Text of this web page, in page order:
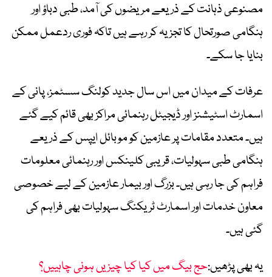
مصنوعی ذہانت کے ذریعے مریضوں کی آمد، طبی دباؤ اور
ہنگامی صورتحال کا تجزیہ کر رہے ہیں تاکہ فوری ردعمل ممکن
بنایا جا سکے۔
عرفات کے میدان میں اس سال جدید کولنگ سسٹمز، پانی کے
اسمارٹ اسٹیشنز اور ڈیجیٹل رہنمائی مراکز بھی قائم کیے گئے
ہیں۔ متعدد مقامات پر عازمین کو موبائل ایپس کے ذریعے
ہنگامی طبی سہولیات، قریبی کلینکس اور رہنمائی معلومات
فراہم کی جا رہی ہیں۔ بزرگ اور بیمار عازمین کے لیے خصوصی
معاون خدمات اور اسمارٹ ٹریکنگ سہولیات بھی فراہم کی
گئی ہیں۔
یہ بھی پڑھیں:حج بیگ میں کیا کیا چیزیں ہونی چاہییں؟